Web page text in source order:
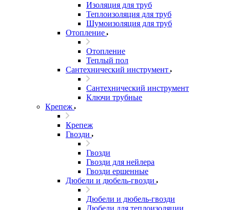
Изоляция для труб
Теплоизоляция для труб
Шумоизоляция для труб
Отопление
Отопление
Теплый пол
Сантехнический инструмент
Сантехнический инструмент
Ключи трубные
Крепеж
Крепеж
Гвозди
Гвозди
Гвозди для нейлера
Гвозди ершенные
Дюбели и дюбель-гвозди
Дюбели и дюбель-гвозди
Дюбели для теплоизоляции